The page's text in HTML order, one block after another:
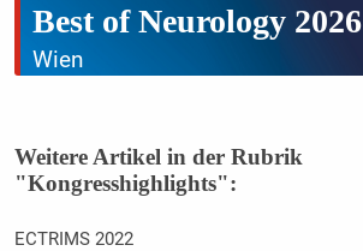
Best of Neurology 2026
Wien
Weitere Artikel in der Rubrik
"Kongresshighlights":
ECTRIMS 2022